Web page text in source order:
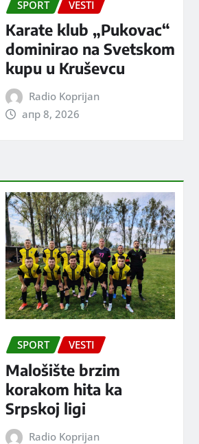
SPORT VESTI
Karate klub „Pukovac“
dominirao na Svetskom
kupu u Kruševcu
Radio Koprijan
апр 8, 2026
SPORT VESTI
Malošište brzim
korakom hita ka
Srpskoj ligi
Radio Koprijan